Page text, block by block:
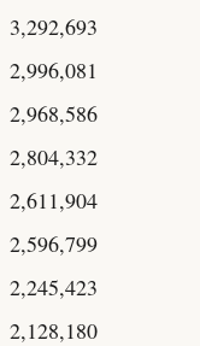
3,292,693
2,996,081
2,968,586
2,804,332
2,611,904
2,596,799
2,245,423
2,128,180